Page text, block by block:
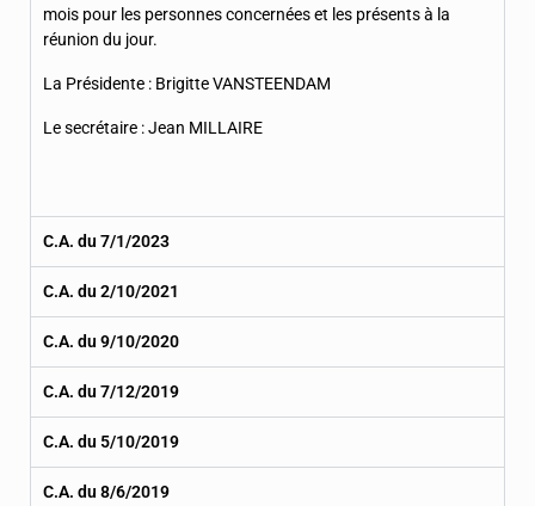
mois pour les personnes concernées et les présents à la
réunion du jour.
La Présidente : Brigitte VANSTEENDAM
Le secrétaire : Jean MILLAIRE
C.A. du 7/1/2023
C.A. du 2/10/2021
C.A. du 9/10/2020
C.A. du 7/12/2019
C.A. du 5/10/2019
C.A. du 8/6/2019